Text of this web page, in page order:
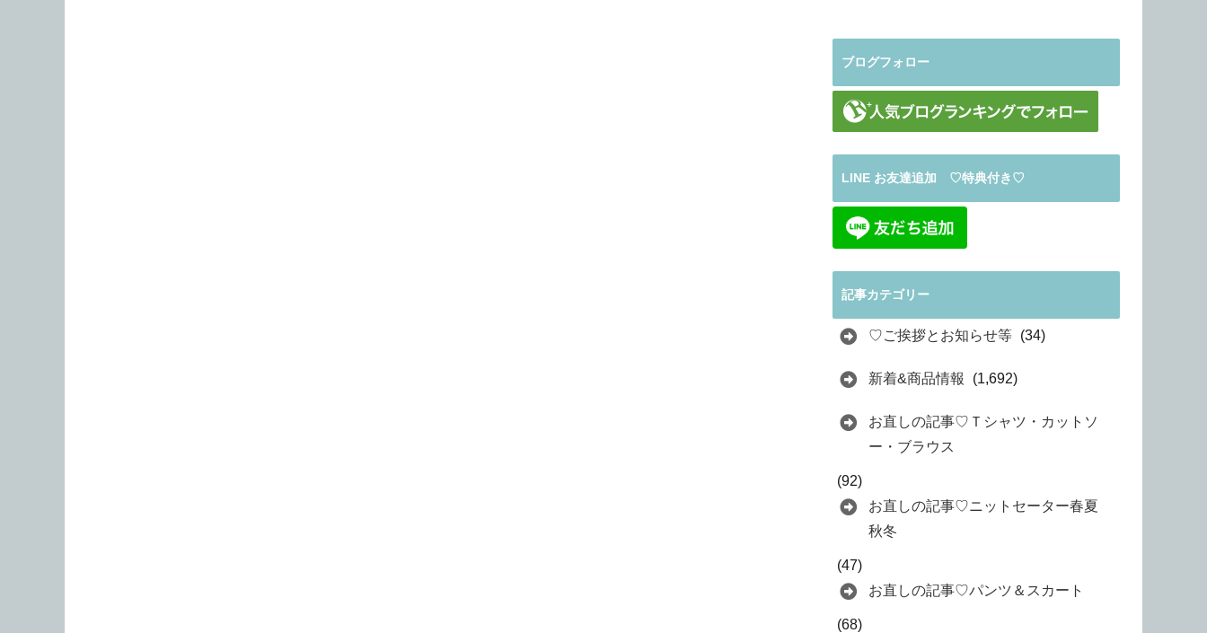
ブログフォロー
LINE お友達追加 ♡特典付き♡
記事カテゴリー
♡ご挨拶とお知らせ等 (34)
新着&商品情報 (1,692)
お直しの記事♡Ｔシャツ・カットソ
ー・ブラウス
(92)
お直しの記事♡ニットセーター春夏
秋冬
(47)
お直しの記事♡パンツ＆スカート
(68)